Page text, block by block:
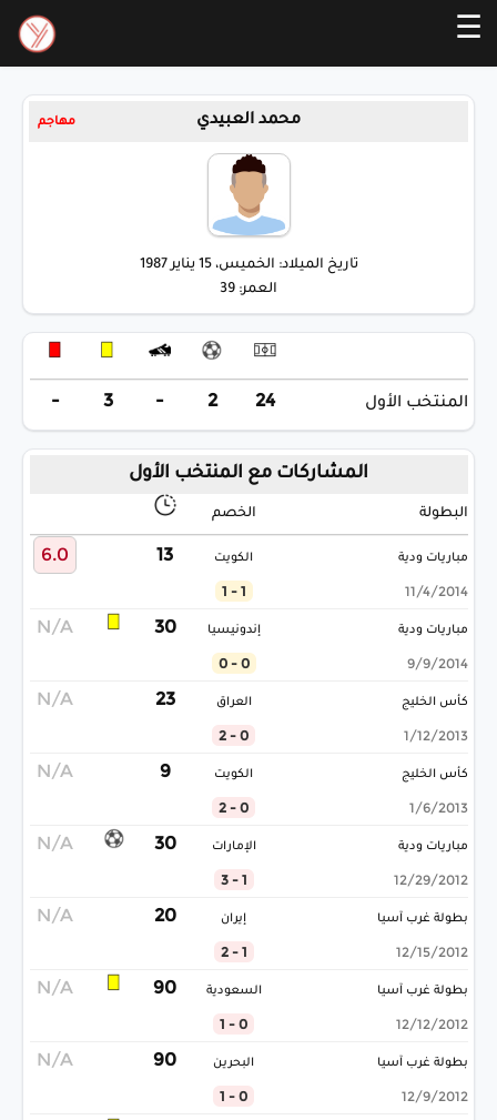
☰
محمد العبيدي مهاجم
تاريخ الميلاد: الخميس، 15 يناير 1987
العمر: 39
المنتخب الأول 24
2
-
3
-
المشاركات مع المنتخب الأول
البطولة الخصم
مباريات ودية
11/4/2014
الكويت
1 - 1
13
6.0
مباريات ودية
9/9/2014
إندونيسيا
0 - 0
30
N/A
كأس الخليج
1/12/2013
العراق
0 - 2
23
N/A
كأس الخليج
1/6/2013
الكويت
0 - 2
9
N/A
مباريات ودية
12/29/2012
الإمارات
1 - 3
30
N/A
بطولة غرب آسيا
12/15/2012
إيران
1 - 2
20
N/A
بطولة غرب آسيا
12/12/2012
السعودية
0 - 1
90
N/A
بطولة غرب آسيا
12/9/2012
البحرين
0 - 1
90
N/A